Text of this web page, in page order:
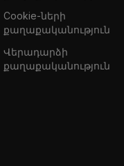
Cookie-ների
քաղաքականություն
Վերադարձի
քաղաքականություն